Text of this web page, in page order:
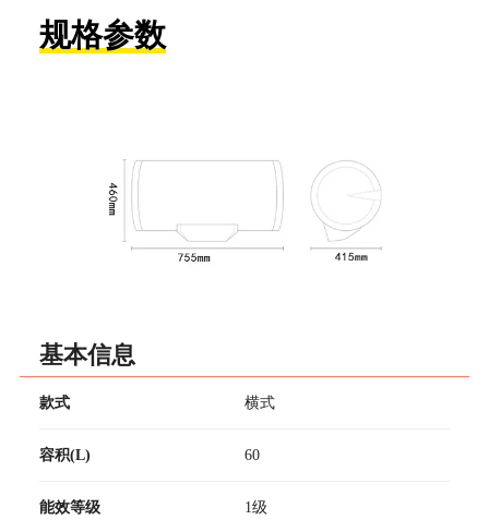
规格参数
基本信息
款式 横式
容积(L) 60
能效等级 1级